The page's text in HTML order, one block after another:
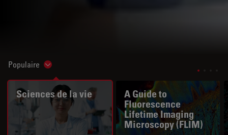
Populaire Show subnavigation
Sciences de la vie
A Guide to
Fluorescence
Lifetime Imaging
Microscopy (FLIM)